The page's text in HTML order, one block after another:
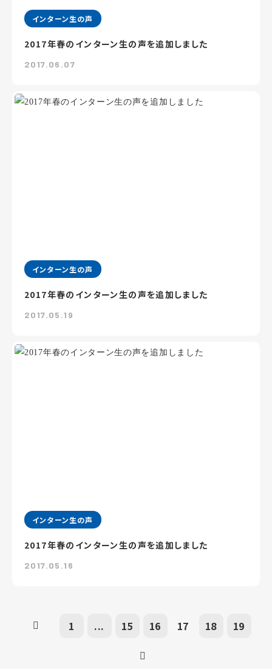
インターン生の声
2017年春のインターン生の声を追加しました
2017.06.07
インターン生の声
2017年春のインターン生の声を追加しました
2017.05.19
インターン生の声
2017年春のインターン生の声を追加しました
2017.05.16
1 ... 15 16 17 18 19